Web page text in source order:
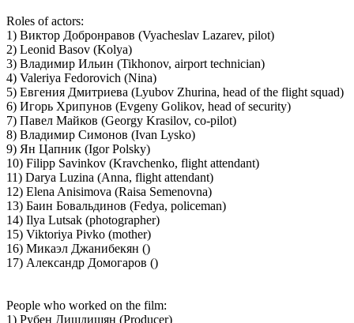
Roles of actors:
1) Виктор Добронравов (Vyacheslav Lazarev, pilot)
2) Leonid Basov (Kolya)
3) Владимир Ильин (Tikhonov, airport technician)
4) Valeriya Fedorovich (Nina)
5) Евгения Дмитриева (Lyubov Zhurina, head of the flight squad)
6) Игорь Хрипунов (Evgeny Golikov, head of security)
7) Павел Майков (Georgy Krasilov, co-pilot)
8) Владимир Симонов (Ivan Lysko)
9) Ян Цапник (Igor Polsky)
10) Filipp Savinkov (Kravchenko, flight attendant)
11) Darya Luzina (Anna, flight attendant)
12) Elena Anisimova (Raisa Semenovna)
13) Баин Бовальдинов (Fedya, policeman)
14) Ilya Lutsak (photographer)
15) Viktoriya Pivko (mother)
16) Микаэл Джанибекян ()
17) Александр Домогаров ()
People who worked on the film:
1) Рубен Дишдишян (Producer)